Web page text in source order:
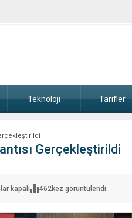
Teknoloji Tarifler
Gerçekleştirildi
kapalı 462kez görüntülendi.